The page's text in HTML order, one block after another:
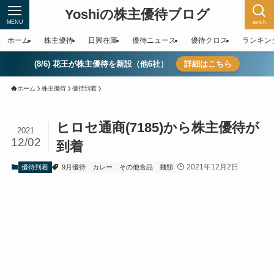
Yoshiの株主優待ブログ serch
MENU
ホーム 株主優待 日興在庫 優待ニュース 優待クロス ランキン
(8/6) 花王が株主優待を新設（他6社） 詳細はこちら
ホーム 株主優待 優待到着
ヒロセ通商(7185)から株主優待が
到着
2021
12/02
優待到着 9月優待 カレー その他食品 麺類 2021年12月2日